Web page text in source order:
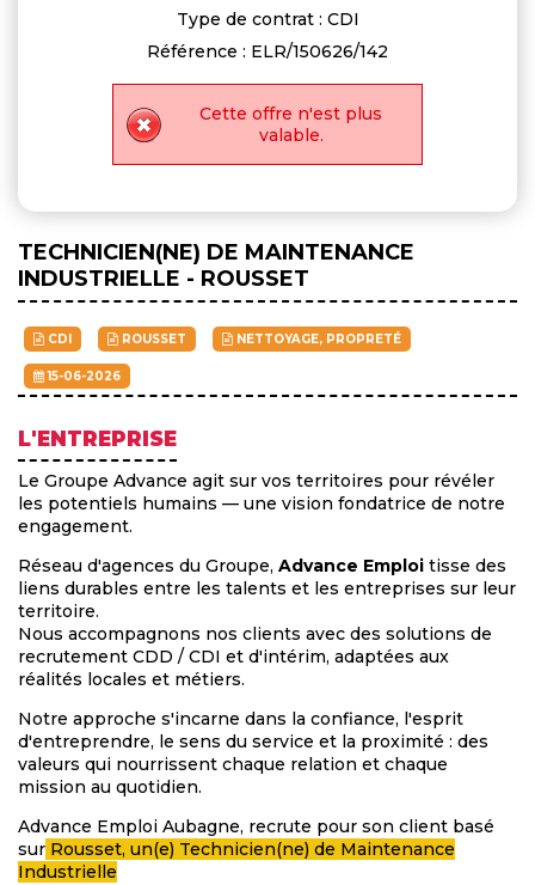
Type de contrat : CDI
Référence : ELR/150626/142
Cette offre n'est plus
valable.
TECHNICIEN(NE) DE MAINTENANCE
INDUSTRIELLE - ROUSSET
CDI ROUSSET NETTOYAGE, PROPRETÉ
15-06-2026
L'ENTREPRISE
Le Groupe Advance agit sur vos territoires pour révéler
les potentiels humains — une vision fondatrice de notre
engagement.
Réseau d'agences du Groupe, Advance Emploi tisse des
liens durables entre les talents et les entreprises sur leur
territoire.
Nous accompagnons nos clients avec des solutions de
recrutement CDD / CDI et d'intérim, adaptées aux
réalités locales et métiers.
Notre approche s'incarne dans la confiance, l'esprit
d'entreprendre, le sens du service et la proximité : des
valeurs qui nourrissent chaque relation et chaque
mission au quotidien.
Advance Emploi Aubagne, recrute pour son client basé
sur Rousset, un(e) Technicien(ne) de Maintenance
Industrielle